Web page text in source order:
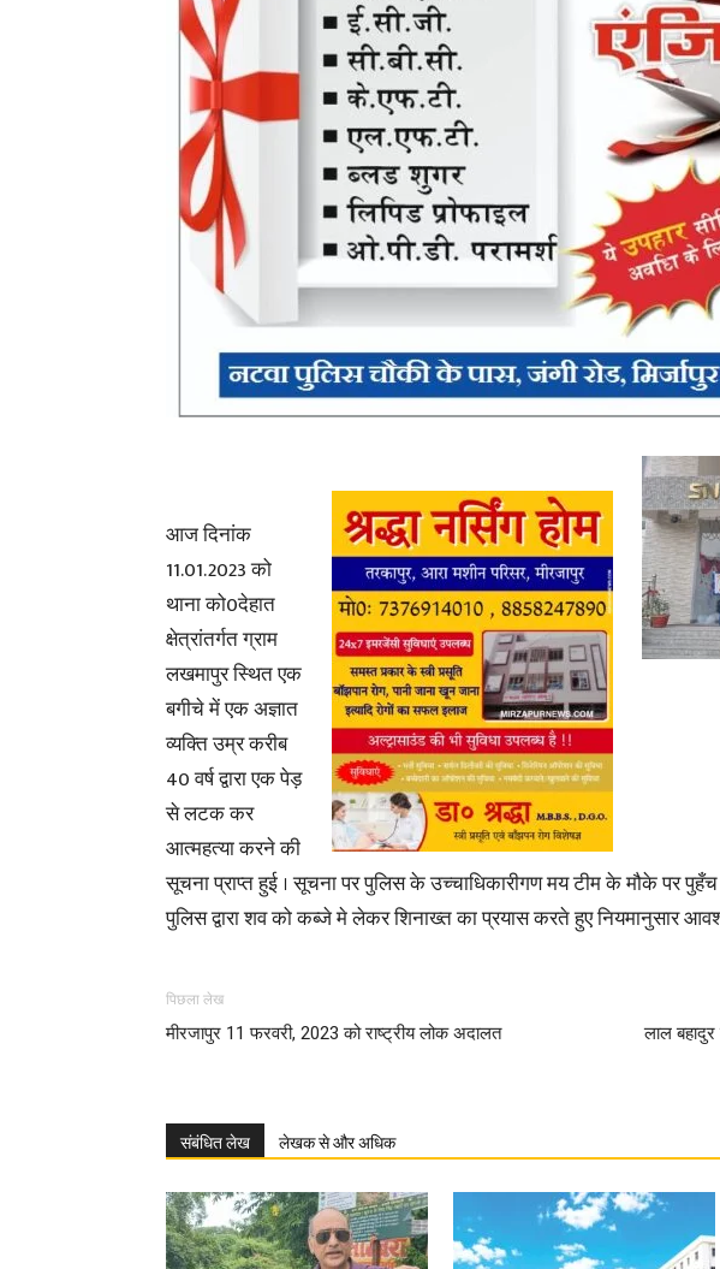
आज दिनांक
11.01.2023 को
थाना को0देहात
क्षेत्रांतर्गत ग्राम
लखमापुर स्थित एक
बगीचे में एक अज्ञात
व्यक्ति उम्र करीब
40 वर्ष द्वारा एक पेड़
से लटक कर
आत्महत्या करने की
सूचना प्राप्त हुई । सूचना पर पुलिस के उच्चाधिकारीगण मय टीम के मौके पर
पुलिस द्वारा शव को कब्जे मे लेकर शिनाख्त का प्रयास करते हुए नियमानुसार
पिछला लेख
मीरजापुर 11 फरवरी, 2023 को राष्ट्रीय लोक अदालत
लाल बहादुर
संबंधित लेख लेखक से और अधिक